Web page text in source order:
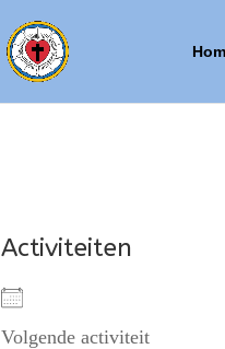
Activiteiten
Volgende activiteit